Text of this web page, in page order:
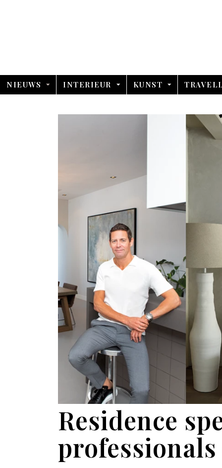
NIEUWS INTERIEUR KUNST
Residence
professionals